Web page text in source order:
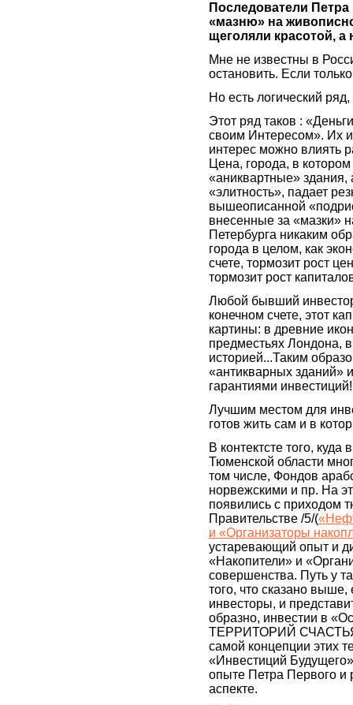
Последователи
«мазню» на
щеголяли красотой, а
Мне не известны в
остановить. Если
Но есть логический
Этот ряд таков :
своим Интересом». Их
интерес можно влиять
Цена, города, в котором
«аниквартные» здания,
«элитность», падает
вышеописанной
внесенные за «мазки»
Петербурга никаким
города в целом, как
счете, тормозит рост
тормозит рост
Любой бывший
конечном счете, этот
картины: в древние
предместьях Лондона,
историей...Таким
«антикварных зданий»
гарантиями
Лучшим местом для
готов жить сам и в
В контектсте того,
Тюменской области
том числе, Фондов
норвежскими и пр. На
появились с приходом
Правительстве /5/(
и «Организаторы
устаревающий опыт и
«Накопители» и
совершенства. Путь у
того, что сказано
инвесторы, и
образно, инвестии в
ТЕРРИТОРИЙ СЧАСТЬЯ»
самой концепции этих
«Инвестиций
опыте Петра Первого и
аспекте.